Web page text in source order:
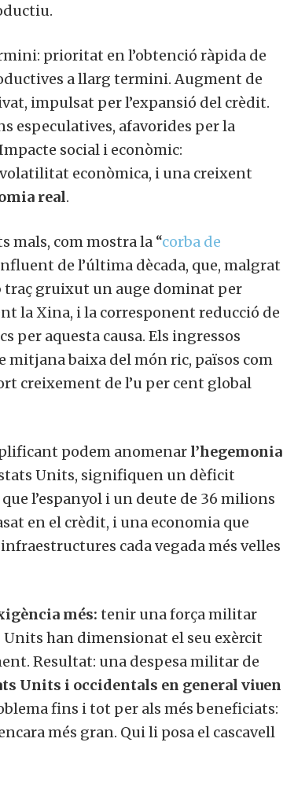
prioritat en l’obtenció ràpida de
a llarg termini. Augment de
impulsat per l’expansió del crèdit.
especulatives, afavorides per la
social i econòmic:
econòmica, i una creixent
real.
mals, com mostra la “corba de
de l’última dècada, que, malgrat
traç gruixut un auge dominat per
la Xina, i la corresponent reducció de
per aquesta causa. Els ingressos
mitjana baixa del món ric, països com
creixement de l’u per cent global
podem anomenar l’hegemonia
Units, signifiquen un dèficit
l’espanyol i un deute de 36 milions
en el crèdit, i una economia que
cada vegada més velles
més: tenir una força militar
han dimensionat el seu exèrcit
Resultat: una despesa militar de
Units i occidentals en general viuen
fins i tot per als més beneficiats:
més gran. Qui li posa el cascavell